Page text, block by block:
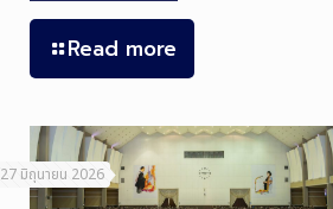
Read more
27 มิถุนายน 2026